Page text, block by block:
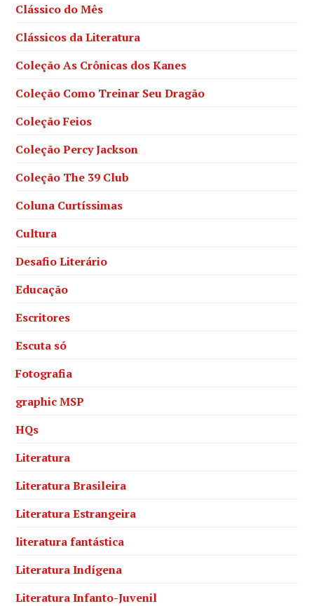
Clássico do Mês
Clássicos da Literatura
Coleção As Crônicas dos Kanes
Coleção Como Treinar Seu Dragão
Coleção Feios
Coleção Percy Jackson
Coleção The 39 Club
Coluna Curtíssimas
Cultura
Desafio Literário
Educação
Escritores
Escuta só
Fotografia
graphic MSP
HQs
Literatura
Literatura Brasileira
Literatura Estrangeira
literatura fantástica
Literatura Indígena
Literatura Infanto-Juvenil